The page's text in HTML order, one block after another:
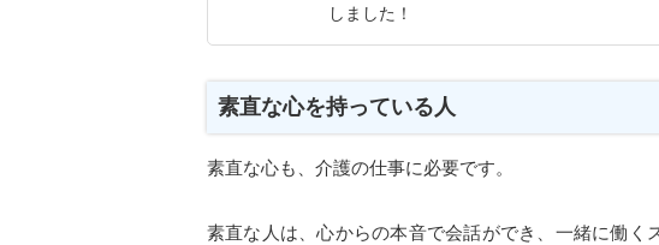
しました！
素直な心を持っている人
素直な心も、介護の仕事に必要です。
素直な人は、心からの本音で会話ができ、一緒に働く